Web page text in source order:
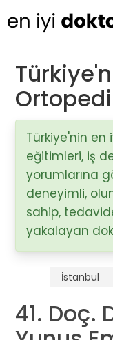
Op.
Doç.
Tüm
Tüm
Türkiye'nin en
eğitimleri, iş
yorumlarına
deneyimli,
sahip,
yakalayan
İstanbul
41. Doç.